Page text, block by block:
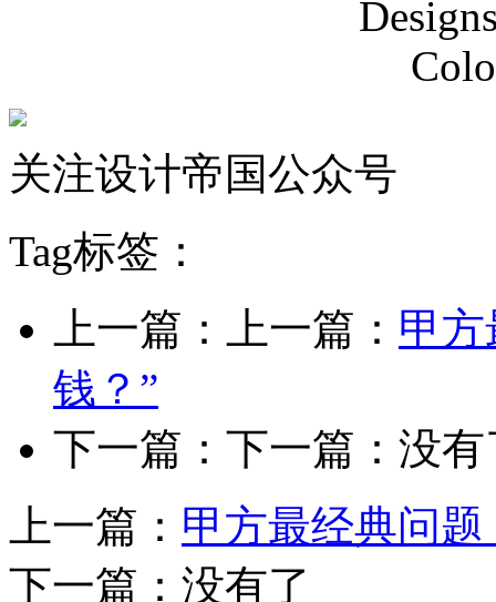
关注设计帝国公众号
Tag标签：
上一篇：上一篇： 甲
钱？”
下一篇：下一篇：没有
上一篇： 甲方最经典问
下一篇：没有了